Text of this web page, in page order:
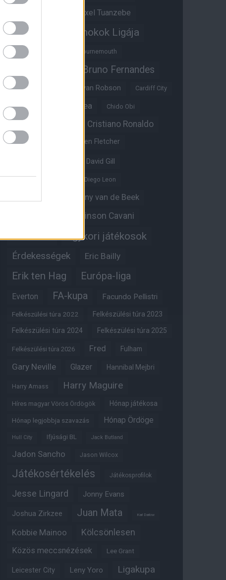
Axel Tuanzebe
Ayden Heaven Bajnokok Ligája
Benjamin Sesko Bournemouth
Bruno Fernandes
Bryan Mbeumo Bryan Robson Cardiff City
Casemiro Chelsea Chido Obi
Cristiano Ronaldo
Crystal Palace Darren Fletcher
David Gill
Dean Henderson Diego Leon
Donny van de Beek
Edinson Cavani
Edzői stáb Egykori játékosok
Érdekességek Eric Bailly
Erik ten Hag Európa-liga
Everton FA-kupa Facundo Pellistri
Felkészülési túra 2022 Felkészülési túra 2023
Felkészülési túra 2024 Felkészülési túra 2025
Felkészülési túra 2026 Fred Fulham
Gary Neville Glazer Hannibal Mejbri
Harry Amass Harry Maguire
Híres magyar Vörös Ördögök Hónap játékosa
Hónap legjobbja szavazás Hónap Ördöge
Hull City Ifjúsági BL Jack Butland
Jadon Sancho Jason Wilcox
Játékosértékelés Játékosprofilok
Jesse Lingard Jonny Evans
Joshua Zirkzee Juan Mata Karl Darlow
Kobbie Mainoo Kölcsönlesen
Közös meccsnézések Lee Grant
Leicester City Leny Yoro Ligakupa